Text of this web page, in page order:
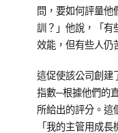
問，要如何評量他
訓？」他說，「有
效能，但有些人仍
這促使該公司創建
指數─根據他們的
所給出的評分。這
「我的主管用成